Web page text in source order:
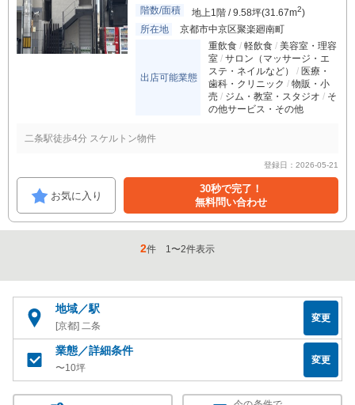
階数/面積
地上1階 / 9.58坪(31.67m2)
所在地
京都市中京区聚楽廻南町
出店可能業態
重飲食 軽飲食
美容室・理容
室
サロン（マッサージ・エ
ステ・ネイルなど）
医療・
歯科・クリニック
物販・小
売
ジム・教室・スタジオ
そ
の他サービス・その他
二条駅徒歩4分 スケルトン物件
登録日：2026-05-21
お気に入り
30秒で完了！
無料問い合わせ
2件 1〜2件表示
地域／駅
[京都] 二条
変更
業態／詳細条件
〜10坪
変更